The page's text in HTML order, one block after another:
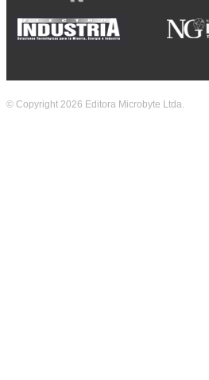
© Copyright 2026 Editora Microbyte Ltda.